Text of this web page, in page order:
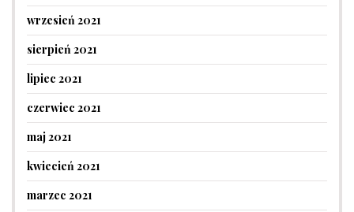
wrzesień 2021
sierpień 2021
lipiec 2021
czerwiec 2021
maj 2021
kwiecień 2021
marzec 2021